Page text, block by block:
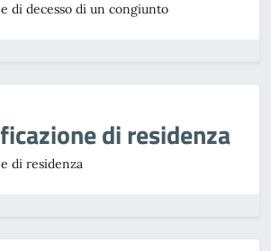
di decesso di un congiunto
di residenza
di residenza